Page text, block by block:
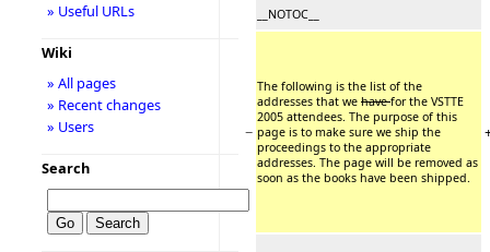
__NOTOC__
−
The following is the list of the
addresses that we havefor the VSTTE
2005 attendees. The purpose of this
page is to make sure we ship the
proceedings to the appropriate
addresses. The page will be removed as
soon as the books have been shipped.
» Useful URLs
Wiki
» All pages
» Recent changes
» Users
Search